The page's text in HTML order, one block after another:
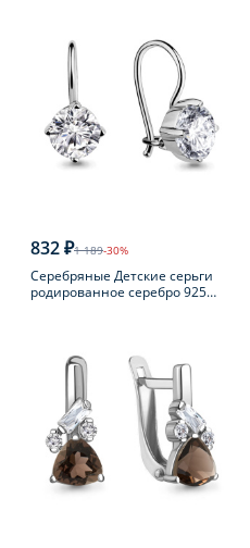
832 ₽1 189-30%
Серебряные Детские серьги
родированное серебро 925